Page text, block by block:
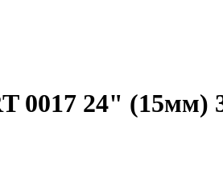
0017 24" (15мм)